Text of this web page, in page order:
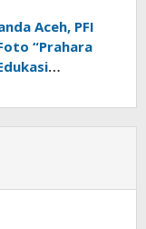
Aceh, PFI
“Prahara